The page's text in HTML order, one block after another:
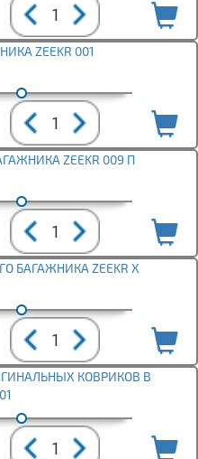
ZEEKR 001
ZEEKR 009 П
БАГАЖНИКА ZEEKR X
КОВРИКОВ В